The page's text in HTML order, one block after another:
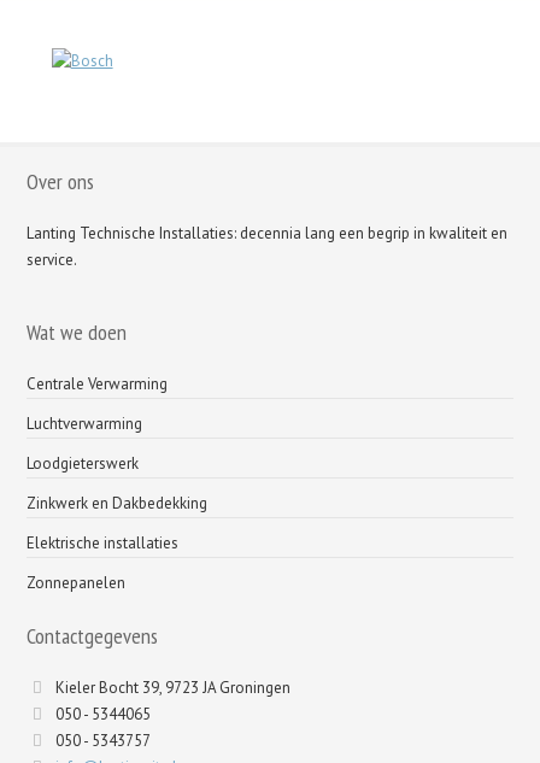
Over ons
Lanting Technische Installaties: decennia lang een begrip in kwaliteit en
service.
Wat we doen
Centrale Verwarming
Luchtverwarming
Loodgieterswerk
Zinkwerk en Dakbedekking
Elektrische installaties
Zonnepanelen
Contactgegevens
Kieler Bocht 39, 9723 JA Groningen
050 - 5344065
050 - 5343757